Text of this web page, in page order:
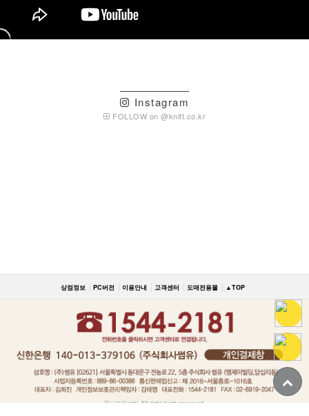
Instagram
FOLLOW on @knitt.co.kr
상점정보 PC버전 이용안내 고객센터 도매전용몰 ▲TOP
ⓒ니뜨(knitt) All right knitt reserved.